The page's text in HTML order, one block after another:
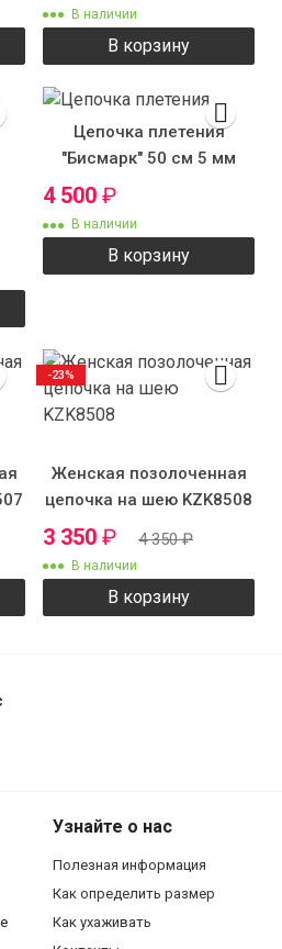
В наличии
В корзину
Цепочка плетения
"Бисмарк" 50 см 5 мм
4 500 ₽
В наличии
В корзину
Женская позолоченная
цепочка на шею KZK8508
3 350 ₽ 4 350₽
В наличии
В корзину
-23%
Узнайте о нас
Полезная информация
Как определить размер
Как ухаживать